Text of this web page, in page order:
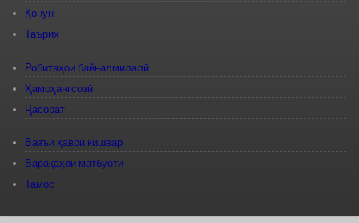
Қонун
Таърих
Робитаҳои байналмилалӣ
Ҳамоҳангсозӣ
Ҷасорат
Вазъи ҳавои кишвар
Варақаҳои матбуотӣ
Тамос